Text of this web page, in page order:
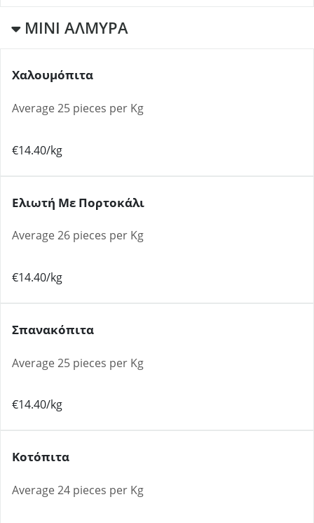
ΜΙΝΙ ΑΛΜΥΡΑ
Χαλουμόπιτα
Average 25 pieces per Kg
€14.40/kg
Ελιωτή Με Πορτοκάλι
Average 26 pieces per Kg
€14.40/kg
Σπανακόπιτα
Average 25 pieces per Kg
€14.40/kg
Κοτόπιτα
Average 24 pieces per Kg